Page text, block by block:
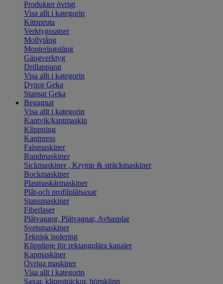
Produkter övrigt
Visa allt i kategorin
Kittspruta
Verktygssatser
Mollytång
Monteringstång
Gängverktyg
Drillapparat
Visa allt i kategorin
Dynor Geka
Stansar Geka
Begagnat
Visa allt i kategorin
Kantvik/kantmaskin
Klippning
Kantpress
Falsmaskiner
Rundmaskiner
Sickmaskiner , Krymp & sträckmaskiner
Bockmaskiner
Plasmaskärmaskiner
Plåt-och profilplåtsaxar
Stansmaskiner
Fiberlaser
Plåtvaggor, Plåtvagnar, Avhasplar
Svetsmaskiner
Teknisk isolering
Klipplinje för rektangulära kanaler
Kapmaskiner
Övriga maskiner
Visa allt i kategorin
Saxar, klippsträckor, hörnklipp